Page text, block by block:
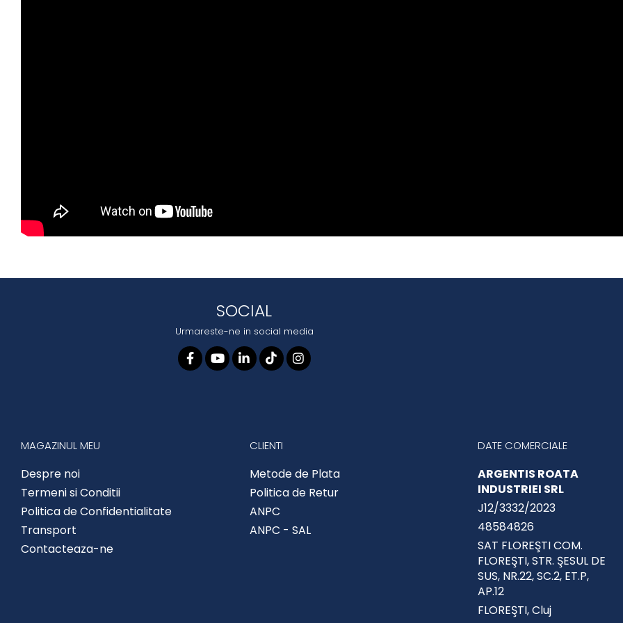
SOCIAL
Urmareste-ne in social media
MAGAZINUL MEU
Despre noi
Termeni si Conditii
Politica de Confidentialitate
Transport
Contacteaza-ne
CLIENTI
Metode de Plata
Politica de Retur
ANPC
ANPC - SAL
DATE COMERCIALE
ARGENTIS ROATA
INDUSTRIEI SRL
J12/3332/2023
48584826
SAT FLOREŞTI COM.
FLOREŞTI, STR. ŞESUL DE
SUS, NR.22, SC.2, ET.P,
AP.12
FLOREŞTI, Cluj